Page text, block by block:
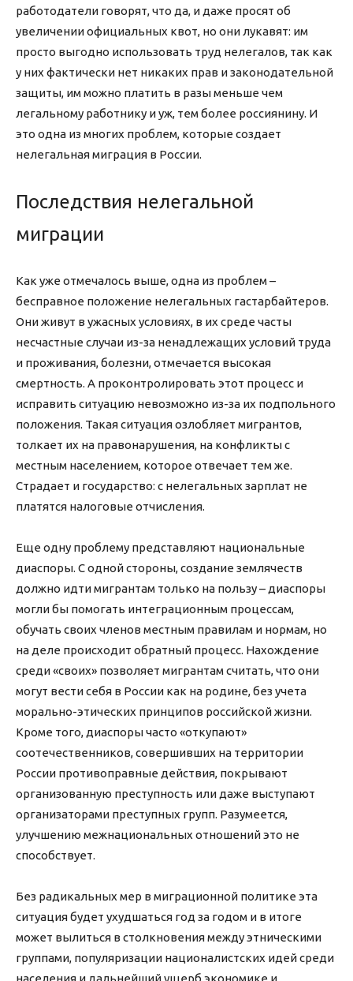
работодатели говорят, что да, и даже просят об
увеличении официальных квот, но они лукавят: им
просто выгодно использовать труд нелегалов, так как
у них фактически нет никаких прав и законодательной
защиты, им можно платить в разы меньше чем
легальному работнику и уж, тем более россиянину. И
это одна из многих проблем, которые создает
нелегальная миграция в России.
Последствия нелегальной
миграции
Как уже отмечалось выше, одна из проблем –
бесправное положение нелегальных гастарбайтеров.
Они живут в ужасных условиях, в их среде часты
несчастные случаи из-за ненадлежащих условий труда
и проживания, болезни, отмечается высокая
смертность. А проконтролировать этот процесс и
исправить ситуацию невозможно из-за их подпольного
положения. Такая ситуация озлобляет мигрантов,
толкает их на правонарушения, на конфликты с
местным населением, которое отвечает тем же.
Страдает и государство: с нелегальных зарплат не
платятся налоговые отчисления.
Еще одну проблему представляют национальные
диаспоры. С одной стороны, создание землячеств
должно идти мигрантам только на пользу – диаспоры
могли бы помогать интеграционным процессам,
обучать своих членов местным правилам и нормам, но
на деле происходит обратный процесс. Нахождение
среди «своих» позволяет мигрантам считать, что они
могут вести себя в России как на родине, без учета
морально-этических принципов российской жизни.
Кроме того, диаспоры часто «откупают»
соотечественников, совершивших на территории
России противоправные действия, покрывают
организованную преступность или даже выступают
организаторами преступных групп. Разумеется,
улучшению межнациональных отношений это не
способствует.
Без радикальных мер в миграционной политике эта
ситуация будет ухудшаться год за годом и в итоге
может вылиться в столкновения между этническими
группами, популяризации националистских идей среди